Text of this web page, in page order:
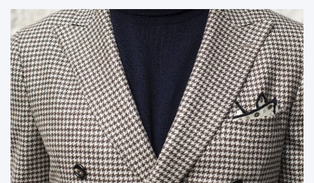
y
j
n
e
j
?